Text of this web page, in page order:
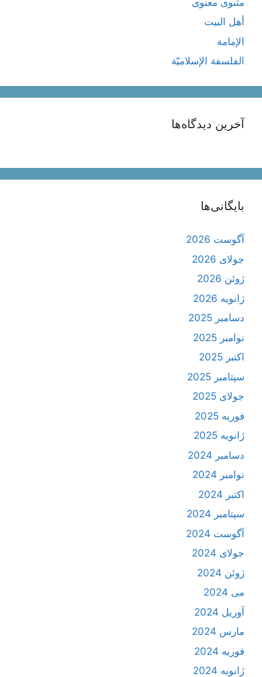
أهل البيت
الإمامة
الفلسفة الإسلاميّة
آخرین دیدگاه‌ها
بایگانی‌ها
آگوست 2026
جولای 2026
ژوئن 2026
ژانویه 2026
دسامبر 2025
نوامبر 2025
اکتبر 2025
سپتامبر 2025
جولای 2025
فوریه 2025
ژانویه 2025
دسامبر 2024
نوامبر 2024
اکتبر 2024
سپتامبر 2024
آگوست 2024
جولای 2024
ژوئن 2024
می 2024
آوریل 2024
مارس 2024
فوریه 2024
ژانویه 2024